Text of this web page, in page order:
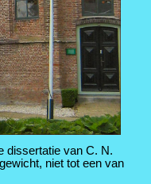
dissertatie van C. N.
niet tot een van